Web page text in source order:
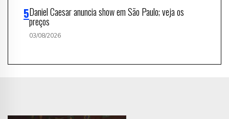
Daniel Caesar anuncia show em São Paulo; veja os
preços
03/08/2026